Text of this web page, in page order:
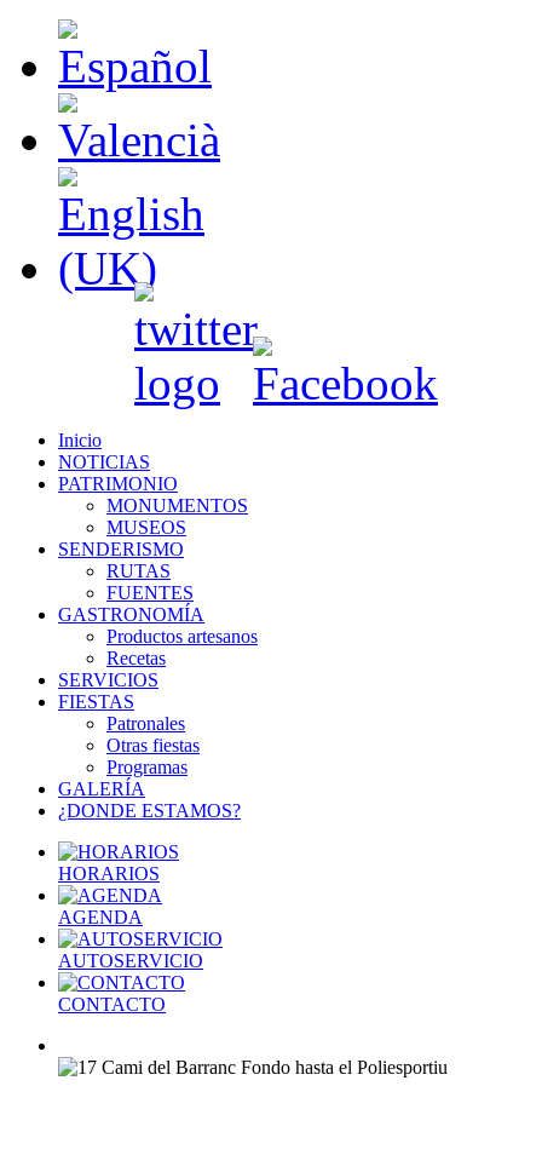
Inicio
NOTICIAS
PATRIMONIO
MONUMENTOS
MUSEOS
SENDERISMO
RUTAS
FUENTES
GASTRONOMÍA
Productos artesanos
Recetas
SERVICIOS
FIESTAS
Patronales
Otras fiestas
Programas
GALERÍA
¿DONDE ESTAMOS?
HORARIOS
AGENDA
AUTOSERVICIO
CONTACTO